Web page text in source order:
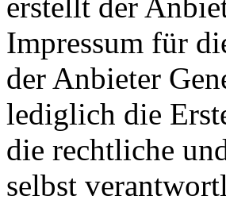
Impressum für
der Anbieter
lediglich die
die rechtliche
selbst